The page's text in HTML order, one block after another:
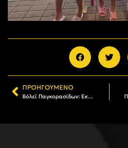
ΠΡΟΗΓΟΎΜΕΝΟ
Βόλεϊ Παγκορασίδων: Eκαναν το 1-0 τα κορίτσια του ΑΡΗ, 3-0 σετ τους Πρωταθλητές Πεύκων